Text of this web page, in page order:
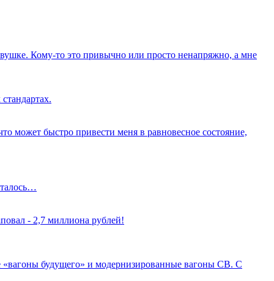
Кому-то это привычно или просто ненапряжно, а мне
может быстро привести меня в равновесное состояние,
- 2,7 миллиона рублей!
будущего» и модернизированные вагоны СВ. С